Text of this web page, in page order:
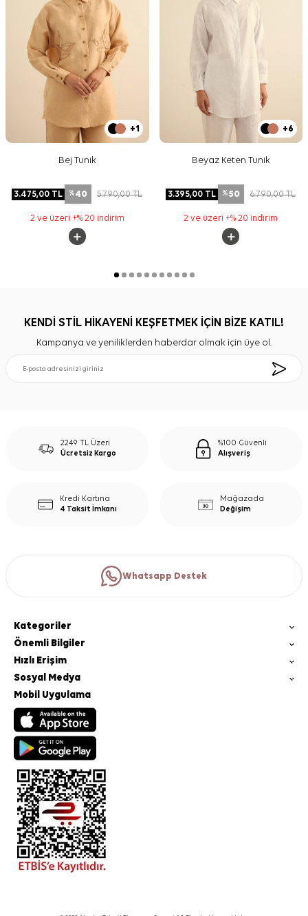
+1
Bej Tunik
3.475,00 TL %40 5.790,00TL
2 ve üzeri +% 20 indirim
+6
Beyaz Keten Tunik
3.395,00 TL %50 6.790,00TL
2 ve üzeri +% 20 indirim
KENDİ STİL HİKAYENİ KEŞFETMEK İÇİN BİZE KATIL!
Kampanya ve yeniliklerden haberdar olmak için üye ol.
2249 TL Üzeri
Ücretsiz Kargo
%100 Güvenli
Alışveriş
Kredi Kartına
4 Taksit İmkanı
Mağazada
Değişim
Whatsapp Destek
Kategoriler
Önemli Bilgiler
Hızlı Erişim
Sosyal Medya
Mobil Uygulama